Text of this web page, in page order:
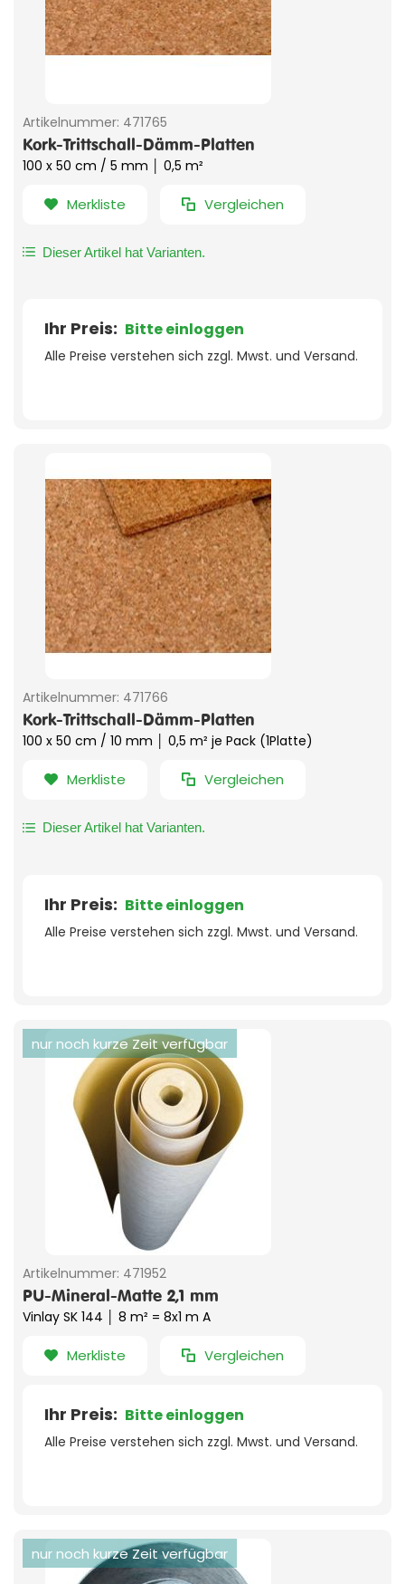
Artikelnummer: 471765
Kork-Trittschall-Dämm-Platten
100 x 50 cm / 5 mm │ 0,5 m²
Merkliste Vergleichen
Dieser Artikel hat Varianten.
Ihr Preis: Bitte einloggen
Alle Preise verstehen sich zzgl. Mwst. und Versand.
Artikelnummer: 471766
Kork-Trittschall-Dämm-Platten
100 x 50 cm / 10 mm │ 0,5 m² je Pack (1Platte)
Merkliste Vergleichen
Dieser Artikel hat Varianten.
Ihr Preis: Bitte einloggen
Alle Preise verstehen sich zzgl. Mwst. und Versand.
nur noch kurze Zeit verfügbar
Artikelnummer: 471952
PU-Mineral-Matte 2,1 mm
Vinlay SK 144 │ 8 m² = 8x1 m A
Merkliste Vergleichen
Ihr Preis: Bitte einloggen
Alle Preise verstehen sich zzgl. Mwst. und Versand.
nur noch kurze Zeit verfügbar